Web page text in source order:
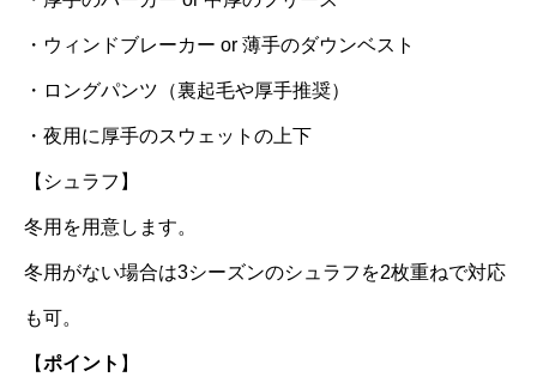
・ウィンドブレーカー or 薄手のダウンベスト
・ロングパンツ（裏起毛や厚手推奨）
・夜用に厚手のスウェットの上下
【シュラフ】
冬用を用意します。
冬用がない場合は3シーズンのシュラフを2枚重ねで対応
も可。
【ポイント 】